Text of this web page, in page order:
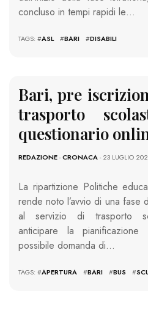
concluso in tempi rapidi le…
TAGS: #ASL #BARI #DISABILI
Bari, pre
trasporto
questionario
REDAZIONE-CRONACA- 23 LUGLIO
La ripartizione Politiche
rende noto l’avvio di una fase
al servizio di trasporto
anticipare la
possibile domanda di…
TAGS: #APERTURA #BARI #BUS #